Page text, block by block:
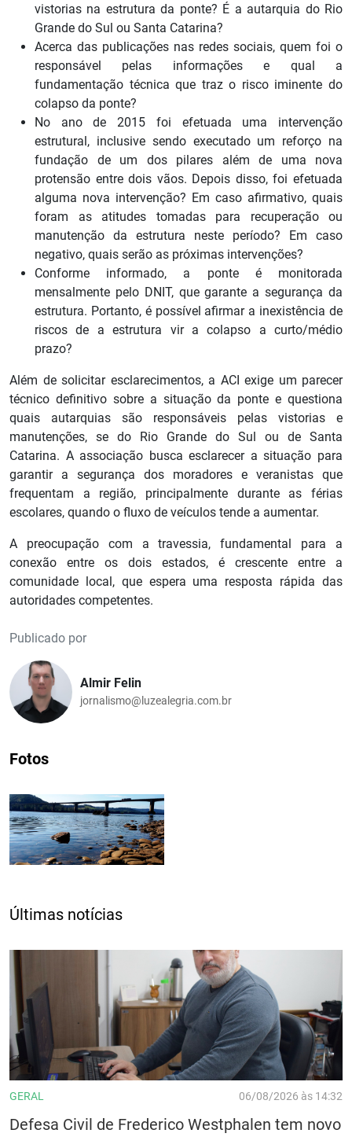
vistorias na estrutura da ponte? É a autarquia do Rio
Grande do Sul ou Santa Catarina?
Acerca das publicações nas redes sociais, quem foi o
responsável pelas informações e qual a
fundamentação técnica que traz o risco iminente do
colapso da ponte?
No ano de 2015 foi efetuada uma intervenção
estrutural, inclusive sendo executado um reforço na
fundação de um dos pilares além de uma nova
protensão entre dois vãos. Depois disso, foi efetuada
alguma nova intervenção? Em caso afirmativo, quais
foram as atitudes tomadas para recuperação ou
manutenção da estrutura neste período? Em caso
negativo, quais serão as próximas intervenções?
Conforme informado, a ponte é monitorada
mensalmente pelo DNIT, que garante a segurança da
estrutura. Portanto, é possível afirmar a inexistência de
riscos de a estrutura vir a colapso a curto/médio
prazo?
Além de solicitar esclarecimentos, a ACI exige um parecer
técnico definitivo sobre a situação da ponte e questiona
quais autarquias são responsáveis pelas vistorias e
manutenções, se do Rio Grande do Sul ou de Santa
Catarina. A associação busca esclarecer a situação para
garantir a segurança dos moradores e veranistas que
frequentam a região, principalmente durante as férias
escolares, quando o fluxo de veículos tende a aumentar.
A preocupação com a travessia, fundamental para a
conexão entre os dois estados, é crescente entre a
comunidade local, que espera uma resposta rápida das
autoridades competentes.
Publicado por
Almir Felin
jornalismo@luzealegria.com.br
Fotos
Últimas notícias
GERAL 06/08/2026 às 14:32
Defesa Civil de Frederico Westphalen tem novo